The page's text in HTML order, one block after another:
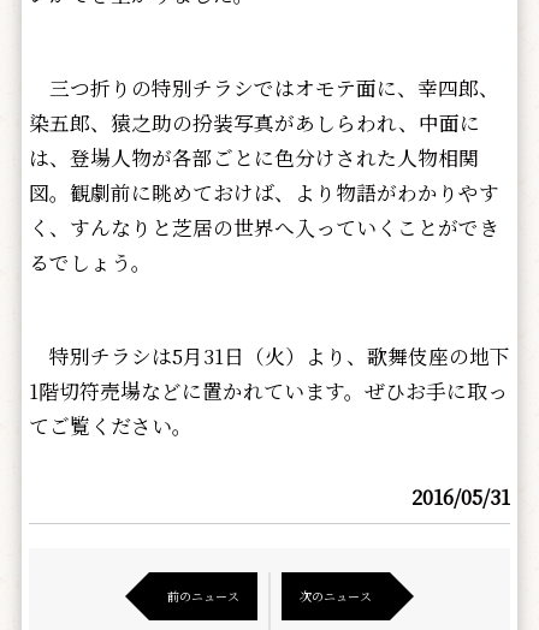
三つ折りの特別チラシではオモテ面に、幸四郎、
染五郎、猿之助の扮装写真があしらわれ、中面に
は、登場人物が各部ごとに色分けされた人物相関
図。観劇前に眺めておけば、より物語がわかりやす
く、すんなりと芝居の世界へ入っていくことができ
るでしょう。
特別チラシは5月31日（火）より、歌舞伎座の地下
1階切符売場などに置かれています。ぜひお手に取っ
てご覧ください。
2016/05/31
前のニュース 次のニュース